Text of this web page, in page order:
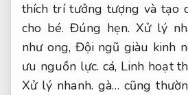
thích trí tưởng tượng và tạo
cho bé. Đúng hẹn. Xử lý
như ong, Đội ngũ giàu kinh
ưu nguồn lực. cá, Linh hoạt
Xử lý nhanh. gà… cũng